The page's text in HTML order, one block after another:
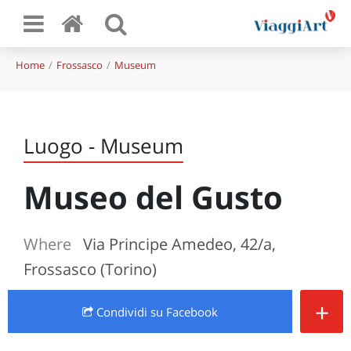
Home Frossasco Museum
Luogo - Museum
Museo del Gusto
Where Via Principe Amedeo, 42/a,
Frossasco (Torino)
Condividi su Facebook +